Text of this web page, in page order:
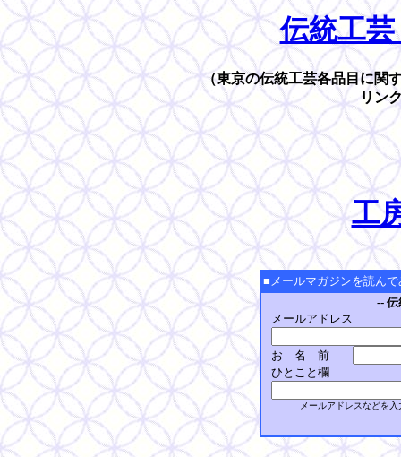
伝統工
（東京の伝統工芸各品目に関
リン
工
■メールマガジンを読ん
--
メールアドレス
お 名 前
ひとこと欄
メールアドレスなどを